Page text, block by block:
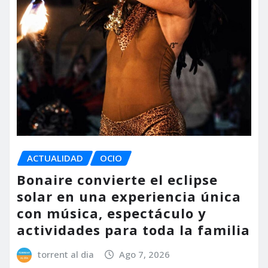
ACTUALIDAD OCIO
Bonaire convierte el eclipse
solar en una experiencia única
con música, espectáculo y
actividades para toda la familia
torrent al dia Ago 7, 2026